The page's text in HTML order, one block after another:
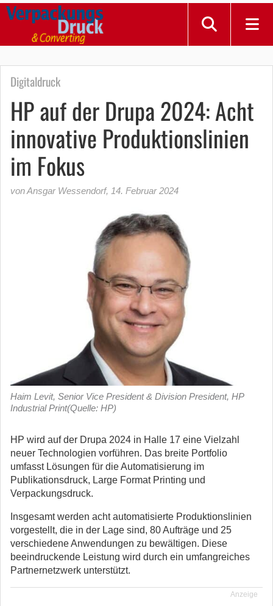
Digitaldruck
HP auf der Drupa 2024: Acht
innovative Produktionslinien
im Fokus
von Ansgar Wessendorf, 14. Februar 2024
Haim Levit, Senior Vice President & Division President, HP
Industrial Print(Quelle: HP)
HP wird auf der Drupa 2024 in Halle 17 eine Vielzahl
neuer Technologien vorführen. Das breite Portfolio
umfasst Lösungen für die Automatisierung im
Publikationsdruck, Large Format Printing und
Verpackungsdruck.
Insgesamt werden acht automatisierte Produktionslinien
vorgestellt, die in der Lage sind, 80 Aufträge und 25
verschiedene Anwendungen zu bewältigen. Diese
beeindruckende Leistung wird durch ein umfangreiches
Partnernetzwerk unterstützt.
Anzeige